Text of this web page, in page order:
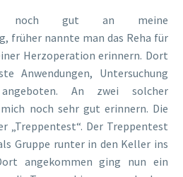
noch gut an meine
früher nannte man das Reha für
Herzoperation erinnern. Dort
Anwendungen, Untersuchung
An zwei solcher
noch sehr gut erinnern. Die
„Treppentest“. Der Treppentest
Gruppe runter in den Keller ins
angekommen ging nun ein